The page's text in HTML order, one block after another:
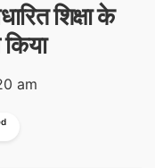
शिक्षा के
am